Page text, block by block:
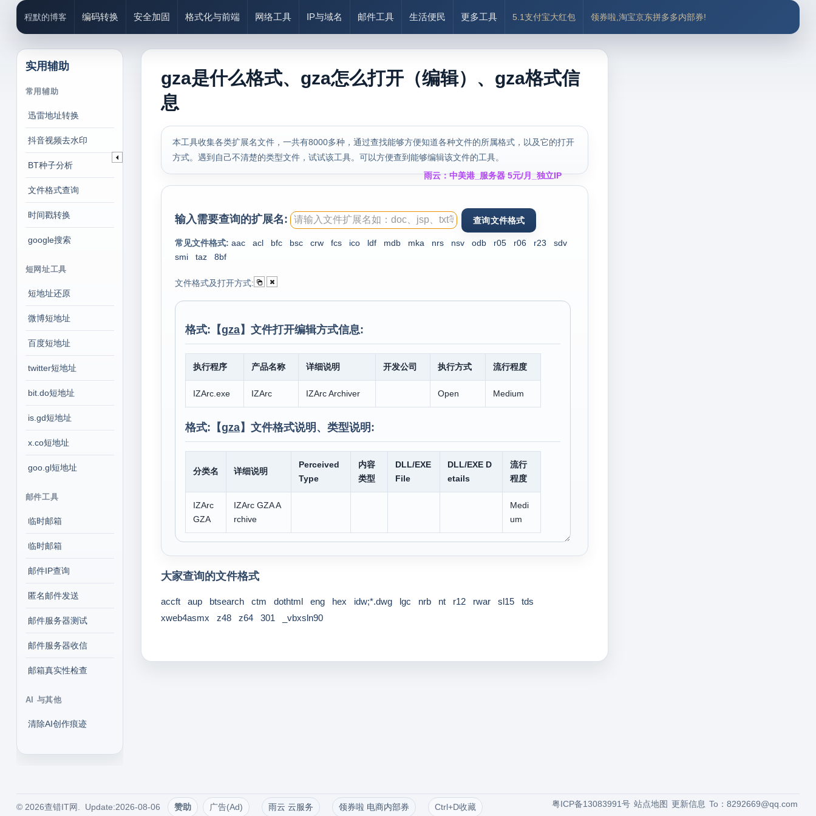
程默的博客 编码转换 安全加固 格式化与前端 网络工具 IP与域名 邮件工具 生活便民 更多工具 5.1支付宝大红包 领券啦,淘宝京东拼多多内部券!
实用辅助
常用辅助
迅雷地址转换
抖音视频去水印
BT种子分析
文件格式查询
时间戳转换
google搜索
短网址工具
短地址还原
微博短地址
百度短地址
twitter短地址
bit.do短地址
is.gd短地址
x.co短地址
goo.gl短地址
邮件工具
临时邮箱
临时邮箱
邮件IP查询
匿名邮件发送
邮件服务器测试
邮件服务器收信
邮箱真实性检查
AI 与其他
清除AI创作痕迹
gza是什么格式、gza怎么打开（编辑）、gza格式信
息
本工具收集各类扩展名文件，一共有8000多种，通过查找能够方便知道各种文件的所属格式，以及它的打开
方式。遇到自己不清楚的类型文件，试试该工具。可以方便查到能够编辑该文件的工具。
雨云：中美港_服务器 5元/月_独立IP
输入需要查询的扩展名:
常见文件格式: aac acl bfc bsc crw fcs ico ldf mdb mka nrs nsv odb r05 r06 r23
sdv
smi
taz 8bf
文件格式及打开方式:
格式:【gza】文件打开编辑方式信息:
执行程序 产品名称 详细说明 开发公司 执行方式 流行程度
IZArc.exe IZArc IZArc Archiver Open Medium
格式:【gza】文件格式说明、类型说明:
分类名 详细说明
Perceived
Type
内容
类型
DLL/EXE
File
DLL/EXE D
etails
流行
程度
IZArc
GZA
IZArc GZA A
rchive
Medi
um
大家查询的文件格式
accft aup btsearch ctm dothtml eng hex idw;*.dwg lgc nrb nt r12 rwar sl15
tds
xweb4asmx
z48 z64 301 _vbxsln90
© 2026查错IT网. Update:2026-08-06 赞助 广告(Ad) 雨云 云服务 领券啦 电商内部券 Ctrl+D收藏 To：8292669@qq.com
更新信息
站点地图
粤ICP备13083991号